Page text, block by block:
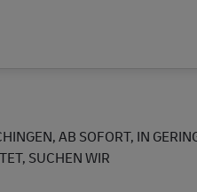
AB SOFORT, IN
SUCHEN WIR